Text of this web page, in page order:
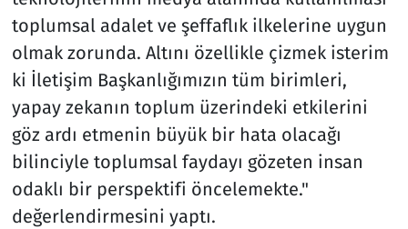
toplumsal adalet ve şeffaflık ilkelerine uygun
olmak zorunda. Altını özellikle çizmek isterim
ki İletişim Başkanlığımızın tüm birimleri,
yapay zekanın toplum üzerindeki etkilerini
göz ardı etmenin büyük bir hata olacağı
bilinciyle toplumsal faydayı gözeten insan
odaklı bir perspektifi öncelemekte."
değerlendirmesini yaptı.